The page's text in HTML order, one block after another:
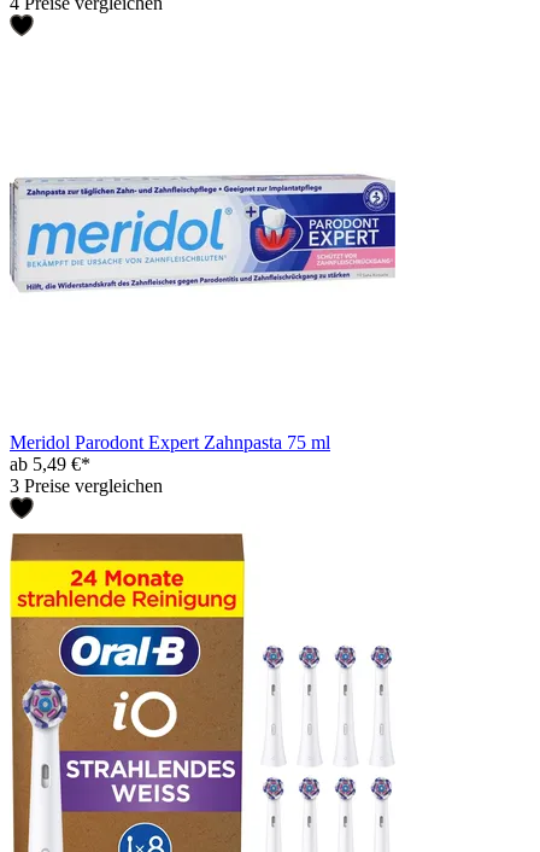
Meridol Parodont Expert Zahnpasta 75 ml
ab 5,49 €*
3 Preise vergleichen